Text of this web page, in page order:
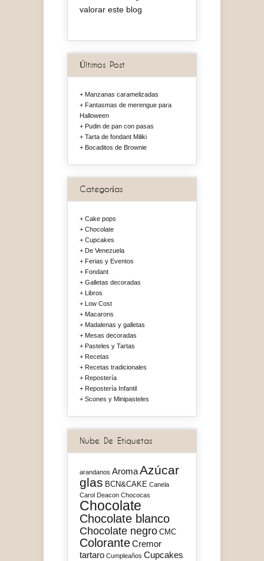
valorar este blog
Últimos Post
Manzanas caramelizadas
Fantasmas de merengue para
Halloween
Pudin de pan con pasas
Tarta de fondant Miliki
Bocaditos de Brownie
Categorías
Cake pops
Chocolate
Cupcakes
De Venezuela
Ferias y Eventos
Fondant
Galletas decoradas
Libros
Low Cost
Macarons
Madalenas y galletas
Mesas decoradas
Pasteles y Tartas
Recetas
Recetas tradicionales
Repostería
Repostería Infantil
Scones y Minipasteles
Nube De Etiquetas
arandanos AromaAzúcar
glas BCN&CAKE Canela
Carol Deacon Chococas
Chocolate
Chocolate blanco
Chocolate negro CMC
ColoranteCremor
tartaro Cumpleaños Cupcakes